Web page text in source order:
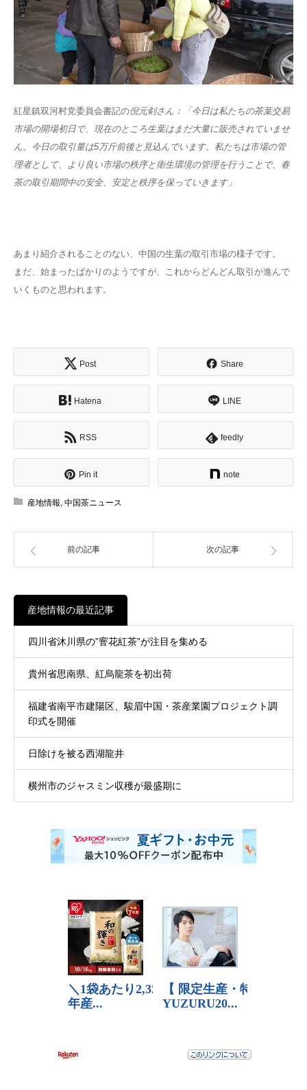
紅星鎮双河村党委員会書記の倪元剣さん：「今日は私たちの茶葉交易
市場の開場初日で、現在のところ生葉はまだ大量に販売されていませ
ん。今日の取引量は5万斤前後と見込んでいます。私たちは市場の管
理者として、より良い市場の秩序と衛生環境の管理を行うことで、春
茶の取引期間中の安全、安定と秩序を保っていきます」
あまり紹介されることのない、中国の生葉の取引市場の様子です。
まだ、始まったばかりのようですが、これからどんどん取引が進んで
いくものと思われます。
Post Share
Hatena LINE
RSS feedly
Pin it note
産地情報, 中国茶ニュース
前の記事 次の記事
産地情報の最近記事
四川省沐川県の”窨花紅茶”が注目を集める
貴州省思南県、紅烏龍茶を初出荷
福建省南平市建陽区、駿眉中国・茶産業園プロジェクト調
印式を開催
日除けを被る西湖龍井
横州市のジャスミン収穫が最盛期に